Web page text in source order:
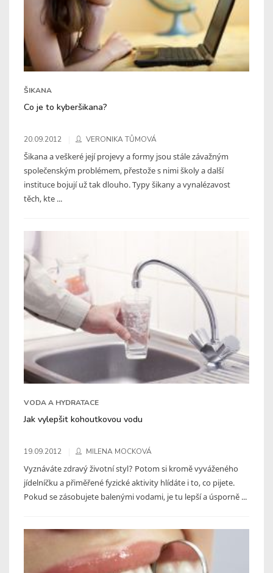
ŠIKANA
Co je to kyberšikana?
20.09.2012 VERONIKA TŮMOVÁ
Šikana a veškeré její projevy a formy jsou stále závažným
společenským problémem, přestože s nimi školy a další
instituce bojují už tak dlouho. Typy šikany a vynalézavost
těch, kte ...
VODA A HYDRATACE
Jak vylepšit kohoutkovou vodu
19.09.2012 MILENA MOCKOVÁ
Vyznáváte zdravý životní styl? Potom si kromě vyváženého
jídelníčku a přiměřené fyzické aktivity hlídáte i to, co pijete.
Pokud se zásobujete balenými vodami, je tu lepší a úsporně ...